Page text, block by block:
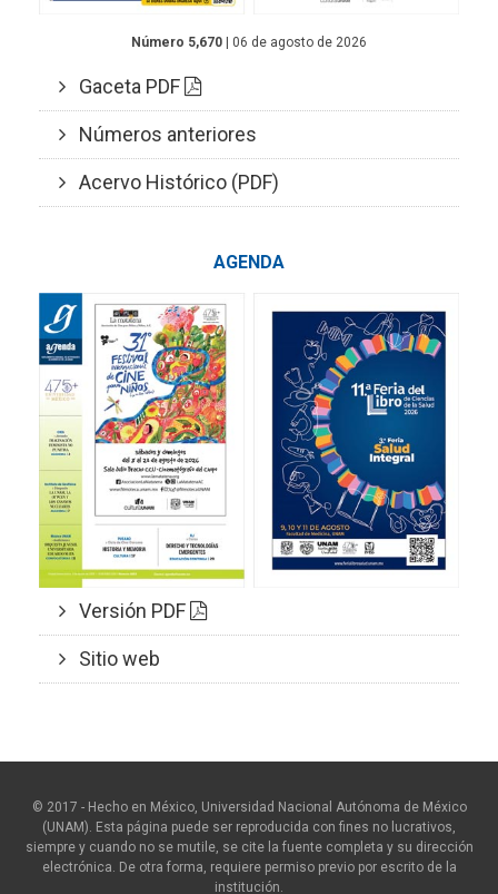
Número 5,670 | 06 de agosto de 2026
Gaceta PDF
Números anteriores
Acervo Histórico (PDF)
AGENDA
Versión PDF
Sitio web
© 2017 - Hecho en México, Universidad Nacional Autónoma de México
(UNAM). Esta página puede ser reproducida con fines no lucrativos,
siempre y cuando no se mutile, se cite la fuente completa y su dirección
electrónica. De otra forma, requiere permiso previo por escrito de la
institución.